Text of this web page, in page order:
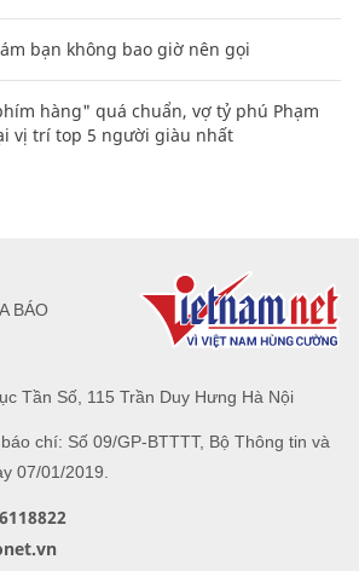
bạn không bao giờ nên gọi
hàng" quá chuẩn, vợ tỷ phú Phạm
vị trí top 5 người giàu nhất
Tần Số, 115 Trần Duy Hưng Hà Nội
chí: Số 09/GP-BTTTT, Bộ Thông tin và
07/01/2019.
BÁO